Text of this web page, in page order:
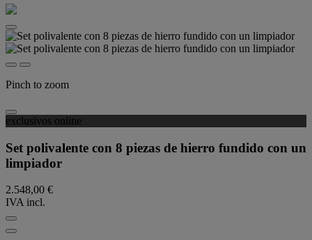
Pinch to zoom
exclusivos online
Set polivalente con 8 piezas de hierro fundido con un
limpiador
2.548,00 €
IVA incl.